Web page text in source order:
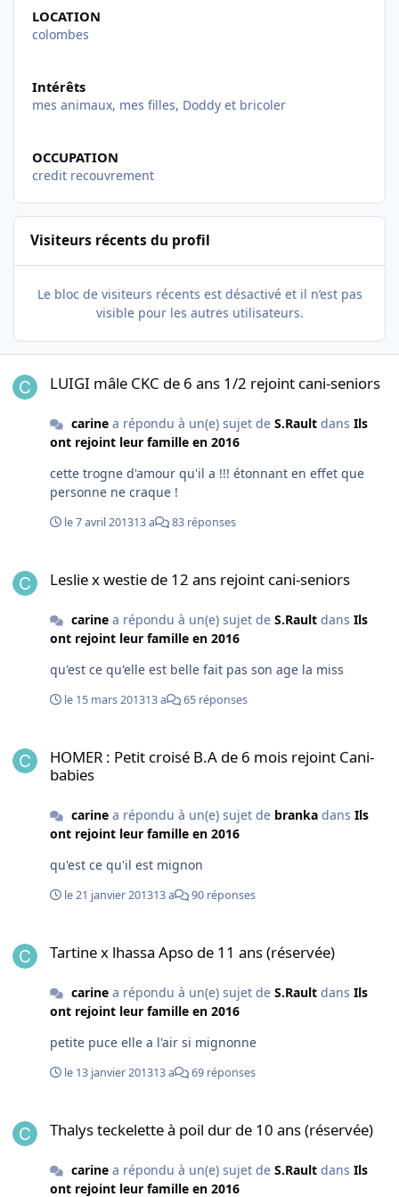
LOCATION
colombes
Intérêts
mes animaux, mes filles, Doddy et bricoler
OCCUPATION
credit recouvrement
Visiteurs récents du profil
Le bloc de visiteurs récents est désactivé et il n’est pas
visible pour les autres utilisateurs.
LUIGI mâle CKC de 6 ans 1/2 rejoint cani-seniors
carinea répondu à un(e) sujet de S.Raultdans Ils
ont rejoint leur famille en 2016
cette trogne d'amour qu'il a !!! étonnant en effet que
personne ne craque !
le 7 avril 201313 a 83 réponses
Leslie x westie de 12 ans rejoint cani-seniors
carinea répondu à un(e) sujet de S.Raultdans Ils
ont rejoint leur famille en 2016
qu'est ce qu'elle est belle fait pas son age la miss
le 15 mars 201313 a 65 réponses
HOMER : Petit croisé B.A de 6 mois rejoint Cani-
babies
carinea répondu à un(e) sujet de brankadans Ils
ont rejoint leur famille en 2016
qu'est ce qu'il est mignon
le 21 janvier 201313 a 90 réponses
Tartine x lhassa Apso de 11 ans (réservée)
carinea répondu à un(e) sujet de S.Raultdans Ils
ont rejoint leur famille en 2016
petite puce elle a l'air si mignonne
le 13 janvier 201313 a 69 réponses
Thalys teckelette à poil dur de 10 ans (réservée)
carinea répondu à un(e) sujet de S.Raultdans Ils
ont rejoint leur famille en 2016